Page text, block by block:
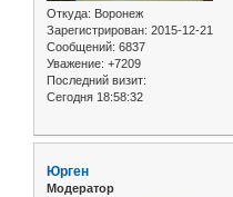
Откуда: Воронеж
Зарегистрирован: 2015-12-21
Сообщений: 6837
Уважение: +7209
Последний визит:
Сегодня 18:58:32
Юрген
Модератор